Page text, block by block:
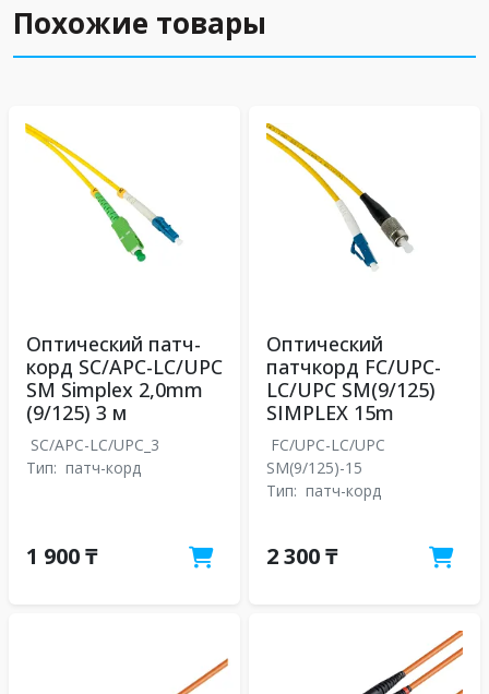
Похожие товары
Оптический патч-
корд SC/APC-LC/UPC
SM Simplex 2,0mm
(9/125) 3 м
SC/APC-LC/UPC_3
Тип: патч-корд
1 900 ₸
Оптический
патчкорд FC/UPC-
LC/UPC SM(9/125)
SIMPLEX 15m
FC/UPC-LC/UPC
SM(9/125)-15
Тип: патч-корд
2 300 ₸